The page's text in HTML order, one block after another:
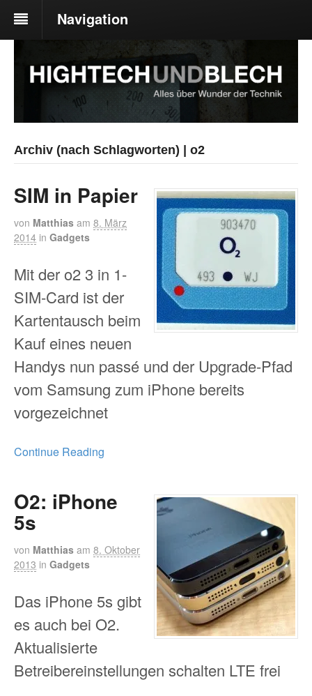
Navigation
Archiv (nach Schlagworten) | o2
SIM in Papier
von Matthias am 8. März
2014 in Gadgets
Mit der o2 3 in 1-
SIM-Card ist der
Kartentausch beim
Kauf eines neuen
Handys nun passé und der Upgrade-Pfad
vom Samsung zum iPhone bereits
vorgezeichnet
Continue Reading
O2: iPhone
5s
von Matthias am 8. Oktober
2013 in Gadgets
Das iPhone 5s gibt
es auch bei O2.
Aktualisierte
Betreibereinstellungen schalten LTE frei